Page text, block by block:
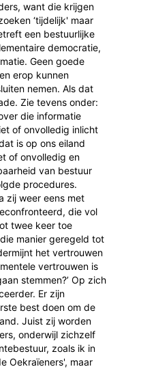
want die krijgen
‘tijdelijk' maar
een bestuurlijke
democratie,
Geen goede
erop kunnen
nemen. Als dat
Zie tevens onder:
die informatie
of onvolledig inlicht
is op ons eiland
of onvolledig en
van bestuur
procedures.
zij weer eens met
die vol
twee keer toe
manier geregeld tot
het vertrouwen
vertrouwen is
stemmen?’ Op zich
Er zijn
best doen om de
Juist zij worden
onderwijl zichzelf
zoals ik in
Oekraïeners', maar